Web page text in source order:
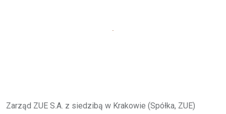
Zarząd ZUE S.A. z siedzibą w Krakowie (Spółka, ZUE)